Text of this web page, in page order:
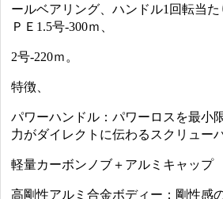
ールベアリング、ハンドル1回転当た
ＰＥ1.5号-300ｍ、
2号-220ｍ。
特徴、
パワーハンドル：パワーロスを最小
力がダイレクトに伝わるスクリュー
軽量カーボンノブ＋アルミキャップ
高剛性アルミ合金ボディー：剛性感